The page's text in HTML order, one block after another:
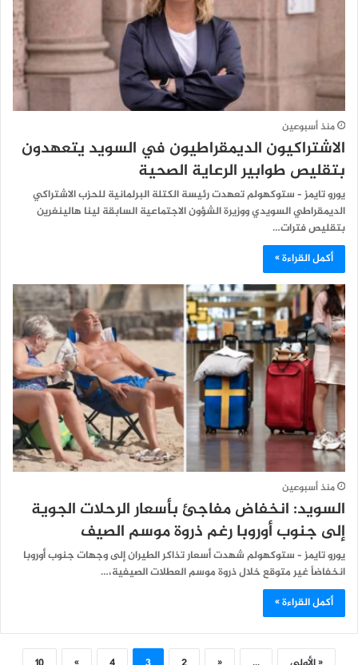
منذ أسبوعين
الاشتراكيون الديمقراطيون في السويد يتعهدون
بتقليص طوابير الرعاية الصحية
يورو تايمز – ستوكهولم تعهدت رئيسة الكتلة البرلمانية للحزب الاشتراكي
الديمقراطي السويدي ووزيرة الشؤون الاجتماعية السابقة لينا هالينغرين
بتقليص فترات…
أكمل القراءة »
منذ أسبوعين
السويد: انخفاض مفاجئ بأسعار الرحلات الجوية
إلى جنوب أوروبا رغم ذروة موسم الصيف
يورو تايمز – ستوكهولم شهدت أسعار تذاكر الطيران إلى وجهات جنوب أوروبا
انخفاضاً غير متوقع خلال ذروة موسم العطلات الصيفية،…
أكمل القراءة »